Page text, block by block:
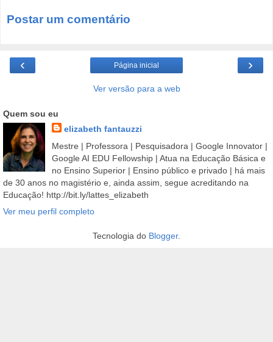
Postar um comentário
‹ ›
Página inicial
Ver versão para a web
Quem sou eu
elizabeth fantauzzi
Mestre | Professora | Pesquisadora | Google Innovator |
Google AI EDU Fellowship | Atua na Educação Básica e
no Ensino Superior | Ensino público e privado | há mais
de 30 anos no magistério e, ainda assim, segue acreditando na
Educação! http://bit.ly/lattes_elizabeth
Ver meu perfil completo
Tecnologia do Blogger.